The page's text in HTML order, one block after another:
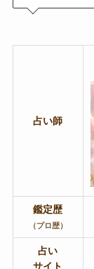
占い師
鑑定歴
（プロ歴）
占い
サイト